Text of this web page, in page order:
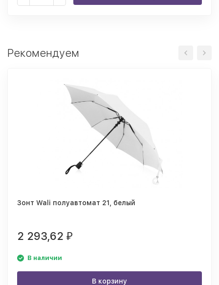
Рекомендуем
Зонт Wali полуавтомат 21, белый
2 293,62 ₽
В наличии
В корзину